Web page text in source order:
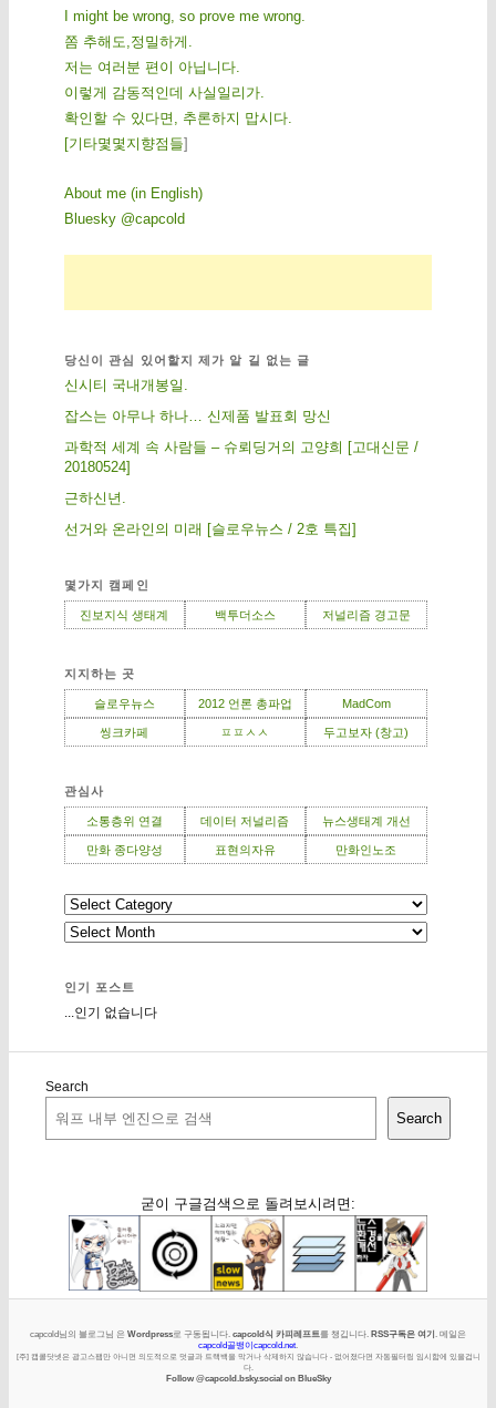
I might be wrong, so prove me wrong.
쫌 추해도,정밀하게.
저는 여러분 편이 아닙니다.
이렇게 감동적인데 사실일리가.
확인할 수 있다면, 추론하지 맙시다.
[기 타몇 몇 지 향점 들]
About me (in English)
Bluesky @capcold
당신이 관심 있어할지 제가 알 길 없는 글
신시티 국내개봉일.
잡스는 아무나 하나… 신제품 발표회 망신
과학적 세계 속 사람들 – 슈뢰딩거의 고양희 [고대신문 /
20180524]
근하신년.
선거와 온라인의 미래 [슬로우뉴스 / 2호 특집]
몇가지 캠페인
진보지식 생태계 백투더소스 저널리즘 경고문
지지하는 곳
슬로우뉴스 2012 언론 총파업 MadCom
씽크카페 ㅍㅍㅅㅅ 두고보자 (창고)
관심사
소통층위 연결 데이터 저널리즘 뉴스생태계 개선
만화 종다양성 표현의자유 만화인노조
인기 포스트
...인기 없습니다
Search
Search
굳이 구글검색으로 돌려보시려면:
capcold님의 블로그님 은 Wordpress로 구동됩니다. capcold식 카피레프트를 챙깁니다. RSS구독은 여기. 메일은
capcold골뱅이capcold.net.
[주] 캡콜닷넷은 광고스팸만 아니면 의도적으로 덧글과 트랙백을 막거나 삭제하지 않습니다 - 없어졌다면 자동필터링 임시함에 있을겁니
다.
Follow @capcold.bsky.social on BlueSky